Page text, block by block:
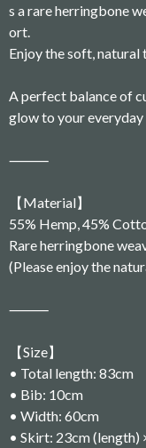
s a rare herringbone
ort.
Enjoy the soft, natural
A perfect balance of
glow to your everyday
⸻
【Material】
55% Hemp, 45%
Rare herringbone
(Please enjoy the
⸻
【Size】
• Total length: 83cm
• Bib: 10cm
• Width: 60cm
• Skirt: 23cm (length)